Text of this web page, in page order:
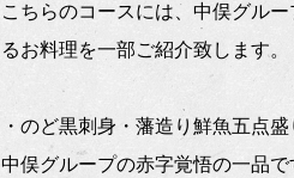
こちらのコースには、中俣グル
るお料理を一部ご紹介致します。
・のど黒刺身・藩造り鮮魚五点盛
中俣グループの赤字覚悟の一品で